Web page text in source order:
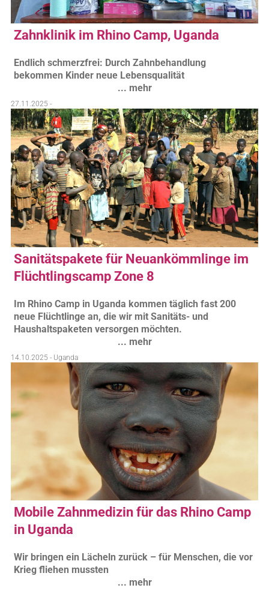
Zahnklinik im Rhino Camp, Uganda
Endlich schmerzfrei: Durch Zahnbehandlung
bekommen Kinder neue Lebensqualität
... mehr
27.11.2025 -
Sanitätspakete für Neuankömmlinge im
Flüchtlingscamp Zone 8
Im Rhino Camp in Uganda kommen täglich fast 200
neue Flüchtlinge an, die wir mit Sanitäts- und
Haushaltspaketen versorgen möchten.
... mehr
14.10.2025 - Uganda
Mobile Zahnmedizin für das Rhino Camp
in Uganda
Wir bringen ein Lächeln zurück – für Menschen, die vor
Krieg fliehen mussten
... mehr